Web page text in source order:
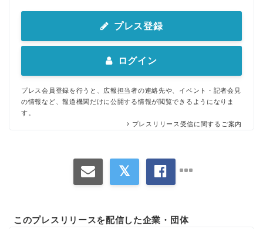
プレス登録
ログイン
プレス会員登録を行うと、広報担当者の連絡先や、イベント・記者会見
の情報など、報道機関だけに公開する情報が閲覧できるようになりま
す。
プレスリリース受信に関するご案内
このプレスリリースを配信した企業・団体